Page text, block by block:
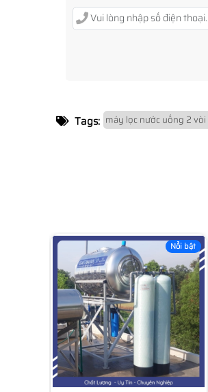
Tags: máy lọc nước uống 2 vòi
Nổi bật